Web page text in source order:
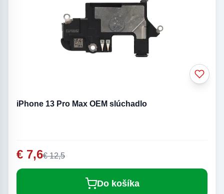
iPhone 13 Pro Max OEM slúchadlo
€ 7,6€ 12,5
Do košíka